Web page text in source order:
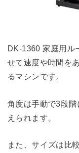
DK-1360 家庭用ル
せて速度や時間を
るマシンです。
角度は手動で3段
えられます。
また、サイズは比